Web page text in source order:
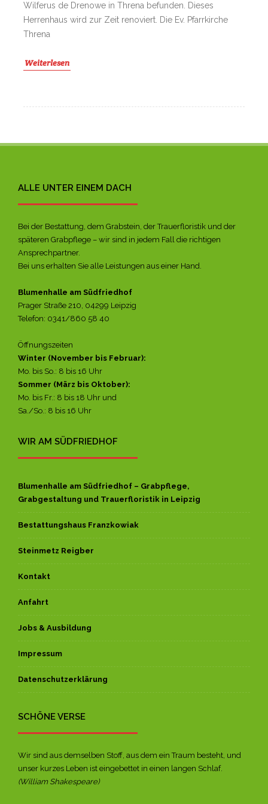
Wilferus de Drenowe in Threna befunden. Dieses
Herrenhaus wird zur Zeit renoviert. Die Ev. Pfarrkirche
Threna
Weiterlesen
ALLE UNTER EINEM DACH
Bei der Bestattung, dem Grabstein, der Trauerfloristik und der
späteren Grabpflege – wir sind in jedem Fall die richtigen
Ansprechpartner.
Bei uns erhalten Sie alle Leistungen aus einer Hand.
Blumenhalle am Südfriedhof
Prager Straße 210, 04299 Leipzig
Telefon: 0341/860 58 40
Öffnungszeiten
Winter (November bis Februar):
Mo. bis So.: 8 bis 16 Uhr
Sommer (März bis Oktober):
Mo. bis Fr.: 8 bis 18 Uhr und
Sa./So.: 8 bis 16 Uhr
WIR AM SÜDFRIEDHOF
Blumenhalle am Südfriedhof – Grabpflege,
Grabgestaltung und Trauerfloristik in Leipzig
Bestattungshaus Franzkowiak
Steinmetz Reigber
Kontakt
Anfahrt
Jobs & Ausbildung
Impressum
Datenschutzerklärung
SCHÖNE VERSE
Wir sind aus demselben Stoff, aus dem ein Traum besteht, und
unser kurzes Leben ist eingebettet in einen langen Schlaf.
(William Shakespeare)